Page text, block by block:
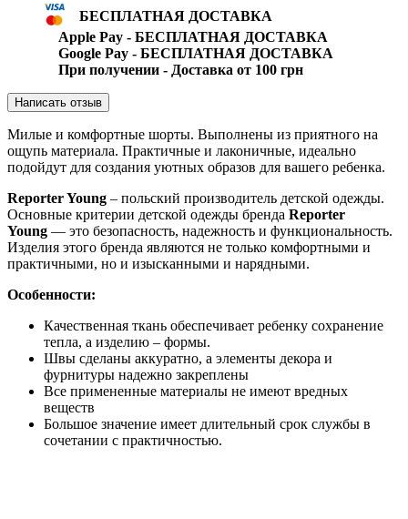
БЕСПЛАТНАЯ ДОСТАВКА
Apple Pay - БЕСПЛАТНАЯ ДОСТАВКА
Google Pay - БЕСПЛАТНАЯ ДОСТАВКА
При получении - Доставка от 100 грн
Написать отзыв
Милые и комфортные шорты. Выполнены из приятного на
ощупь материала. Практичные и лаконичные, идеально
подойдут для создания уютных образов для вашего ребенка.
Reporter Young – польский производитель детской одежды.
Основные критерии детской одежды бренда Reporter
Young — это безопасность, надежность и функциональность.
Изделия этого бренда являются не только комфортными и
практичными, но и изысканными и нарядными.
Особенности:
Качественная ткань обеспечивает ребенку сохранение
тепла, а изделию – формы.
Швы сделаны аккуратно, а элементы декора и
фурнитуры надежно закреплены
Все примененные материалы не имеют вредных
веществ
Большое значение имеет длительный срок службы в
сочетании с практичностью.